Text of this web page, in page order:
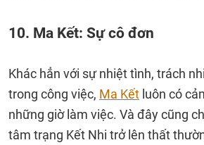
10. Ma Kết: Sự cô đơn
Khác hẳn với sự nhiệt tình, trách
trong công việc, Ma Kết luôn có
những giờ làm việc. Và đây cũng
tâm trạng Kết Nhi trở lên thất